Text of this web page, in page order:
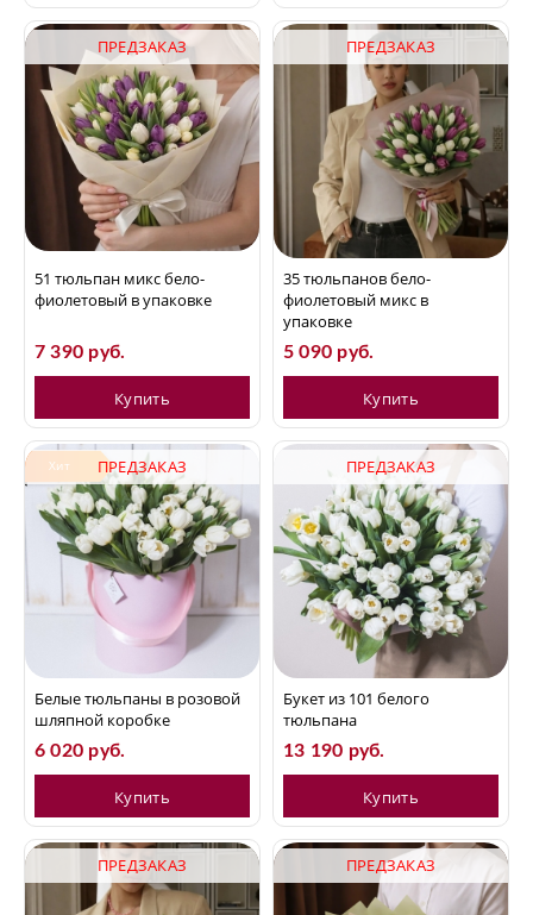
ПРЕДЗАКАЗ
51 тюльпан микс бело-
фиолетовый в упаковке
7 390 руб.
Купить
ПРЕДЗАКАЗ
35 тюльпанов бело-
фиолетовый микс в
упаковке
5 090 руб.
Купить
Хит ПРЕДЗАКАЗ
Белые тюльпаны в розовой
шляпной коробке
6 020 руб.
Купить
ПРЕДЗАКАЗ
Букет из 101 белого
тюльпана
13 190 руб.
Купить
ПРЕДЗАКАЗ ПРЕДЗАКАЗ